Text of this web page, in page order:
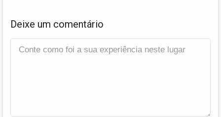
Deixe um comentário